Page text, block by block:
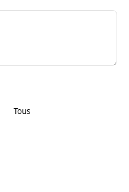
Tous